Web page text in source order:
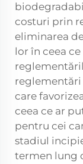
costuri prin
eliminarea
lor în ceea
reglementări
care
ceea ce ar
pentru cei
stadiul
termen lung